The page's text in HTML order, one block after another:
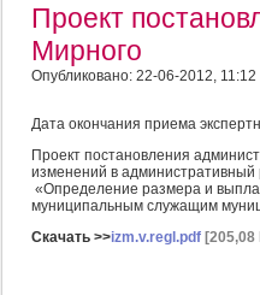
Проект
Мирного
Опубликовано: 22-06-2012, 11:12
Дата окончания приема
Проект постановления
изменений в административный
«Определение размера и
муниципальным служащим
Скачать >>izm.v.regl.pdf [205,08